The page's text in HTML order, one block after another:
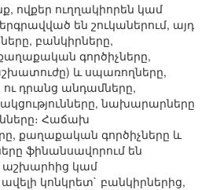
ովքեր ուղղակիորեն կամ
են շուկաներում, այդ
բանկիրները,
գործիչները,
և սպառողները,
ու դրանց անդամները,
նախարարները
Հաճախ
քաղաքական գործիչները և
ֆինանսավորում են
աշխարհից կամ
կոնկրետ` բանկիրներից,